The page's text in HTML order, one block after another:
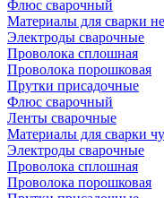
Флюс сварочный
Материалы для сварки
Электроды сварочные
Проволока сплошная
Проволока порошковая
Прутки присадочные
Флюс сварочный
Ленты сварочные
Материалы для сварки
Электроды сварочные
Проволока сплошная
Проволока порошковая